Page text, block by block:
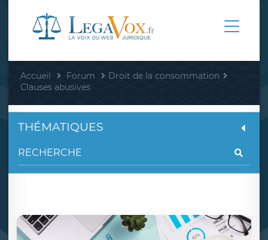
Accueil Forum
Droit de la consommation
Clauses abusives
THÉMATIQUES